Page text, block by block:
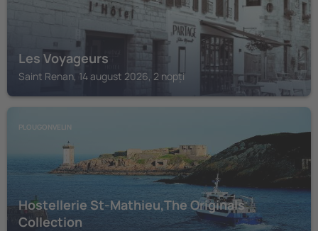
Les Voyageurs
Saint Renan, 14 august 2026, 2 nopți
PLOUGONVELIN
Hostellerie St-Mathieu,The Originals
Collection